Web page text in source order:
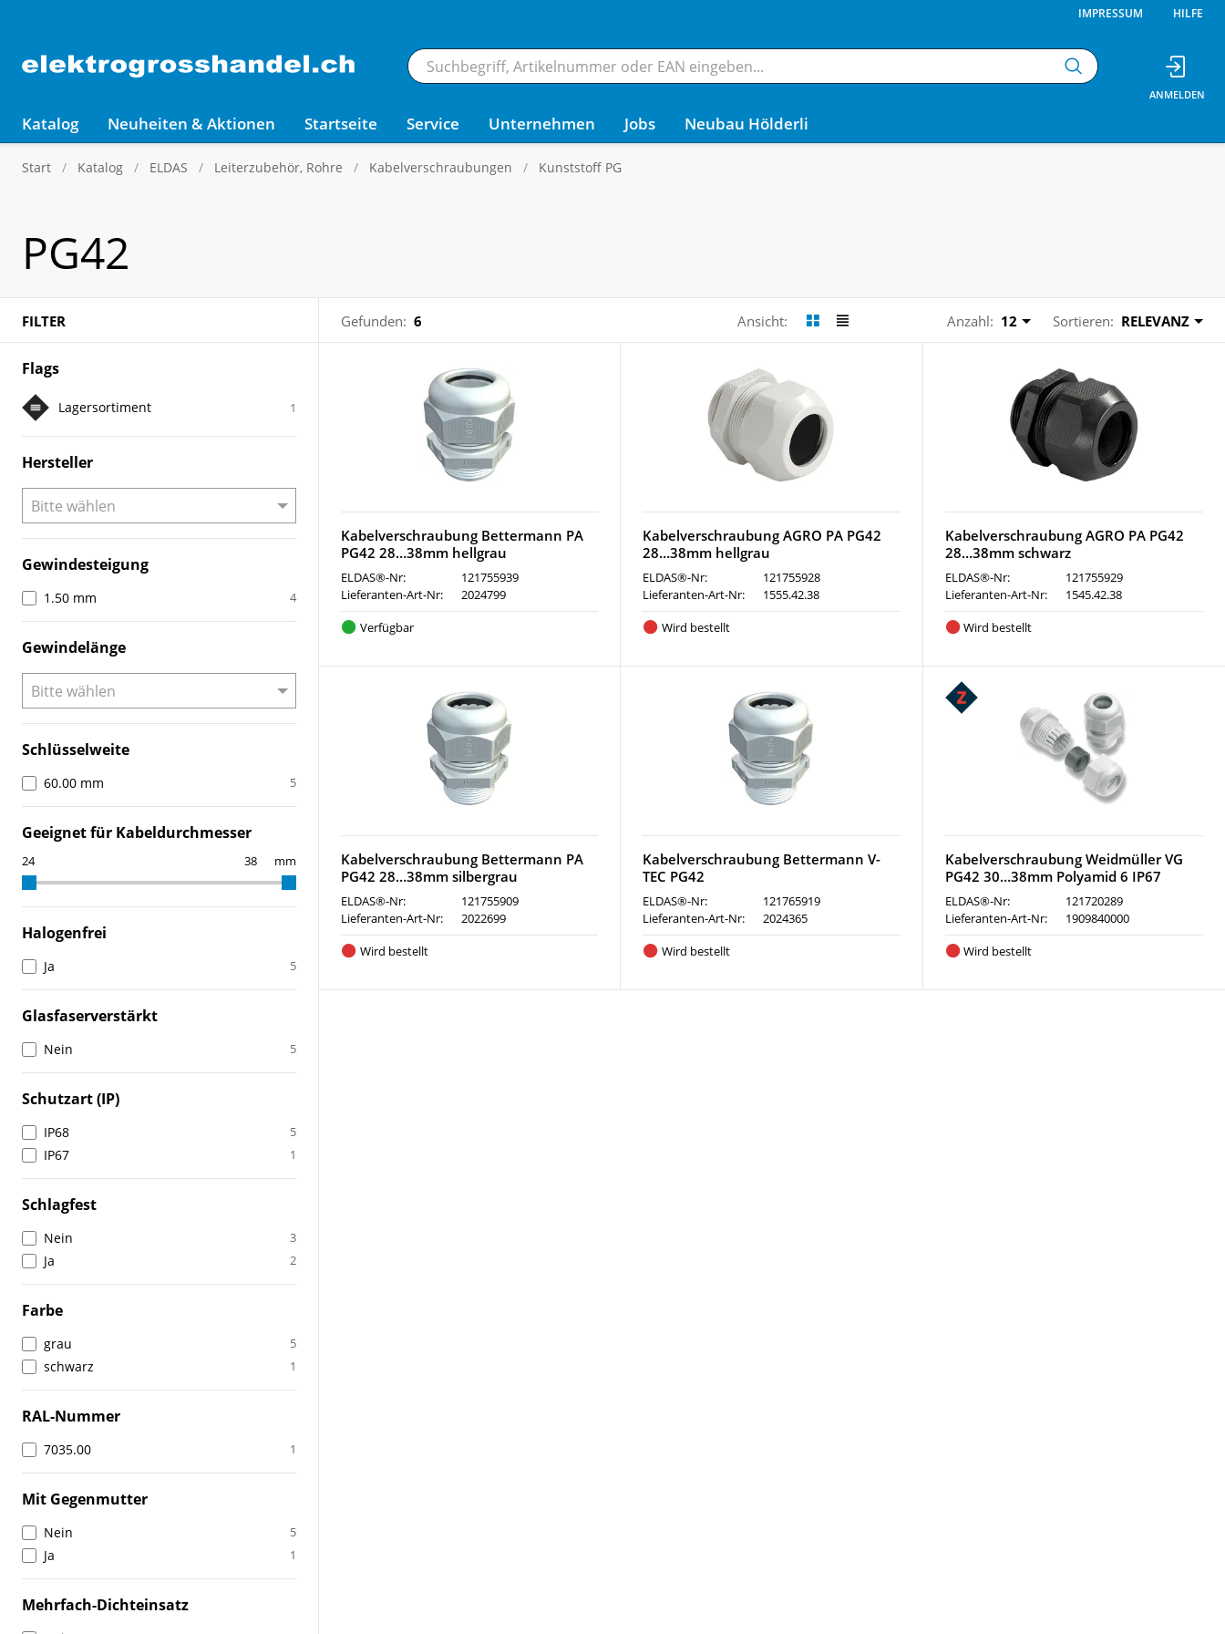
IMPRESSUM HILFE
Katalog Neuheiten & Aktionen Startseite Service Unternehmen Jobs Neubau Hölderli
Start Katalog ELDAS Leiterzubehör, Rohre Kabelverschraubungen Kunststoff PG
PG42
FILTER Gefunden: 6 Ansicht: Anzahl: 12 Sortieren: RELEVANZ
Flags
Lagersortiment 1
Hersteller
Gewindesteigung
1.50 mm 4
Gewindelänge
Schlüsselweite
60.00 mm 5
Geeignet für Kabeldurchmesser
mm
Halogenfrei
Ja 5
Glasfaserverstärkt
Nein 5
Schutzart (IP)
IP68 5
IP67 1
Schlagfest
Nein 3
Ja 2
Farbe
grau 5
schwarz 1
RAL-Nummer
7035.00 1
Mit Gegenmutter
Nein 5
Ja 1
Mehrfach-Dichteinsatz
Kabelverschraubung Bettermann PA
PG42 28…38mm hellgrau
ELDAS®-Nr:
121755939
Lieferanten-Art-Nr:
2024799
Verfügbar
Kabelverschraubung AGRO PA PG42
28…38mm hellgrau
ELDAS®-Nr:
121755928
Lieferanten-Art-Nr:
1555.42.38
Wird bestellt
Kabelverschraubung AGRO PA PG42
28…38mm schwarz
ELDAS®-Nr:
121755929
Lieferanten-Art-Nr:
1545.42.38
Wird bestellt
Kabelverschraubung Bettermann PA
PG42 28…38mm silbergrau
ELDAS®-Nr:
121755909
Lieferanten-Art-Nr:
2022699
Wird bestellt
Kabelverschraubung Bettermann V-
TEC PG42
ELDAS®-Nr:
121765919
Lieferanten-Art-Nr:
2024365
Wird bestellt
Kabelverschraubung Weidmüller VG
PG42 30…38mm Polyamid 6 IP67
ELDAS®-Nr:
121720289
Lieferanten-Art-Nr:
1909840000
Wird bestellt